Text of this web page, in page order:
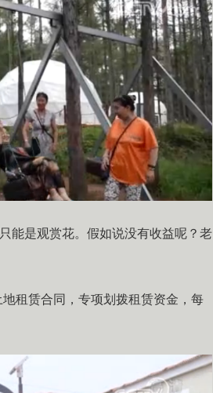
能是观赏花。假如说没有收益呢？老
租赁合同，专项划拨租赁资金，每